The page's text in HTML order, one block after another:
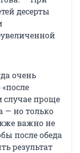
десерты
очень
случае проще
— но только
важно не
после обеда
результат